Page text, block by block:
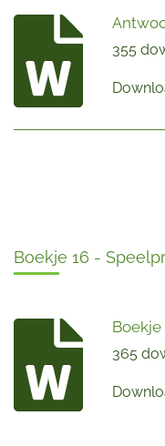
355
Boekje 16 -
Boekje
365